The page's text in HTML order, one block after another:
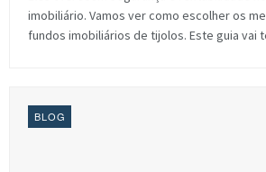
imobiliário. Vamos ver como escolher os
fundos imobiliários de tijolos. Este guia vai
BLOG